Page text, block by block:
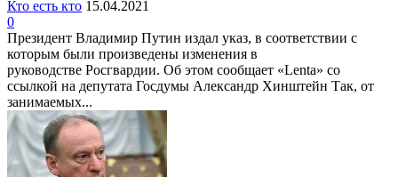
Кто есть кто 15.04.2021
0
Президент Владимир Путин издал указ, в соответствии с
которым были произведены изменения в
руководстве Росгвардии. Об этом сообщает «Lenta» со
ссылкой на депутата Госдумы Александр Хинштейн Так, от
занимаемых...